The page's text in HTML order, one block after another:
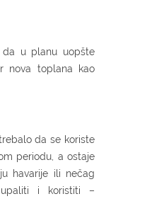
da u planu uopšte
nova toplana kao
da se koriste
periodu, a ostaje
havarije ili nečag
i koristiti –